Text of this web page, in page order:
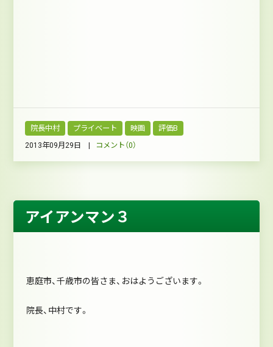
院長中村 プライベート 映画 評価B
2013年09月29日 | コメント（0）
アイアンマン３
恵庭市、千歳市の皆さま、おはようございます。
院長、中村です。